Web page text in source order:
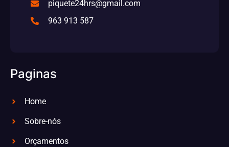
piquete24hrs@gmail.com
963 913 587
Paginas
Home
Sobre-nós
Orçamentos